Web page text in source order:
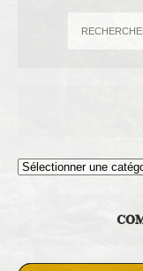
Thèmes